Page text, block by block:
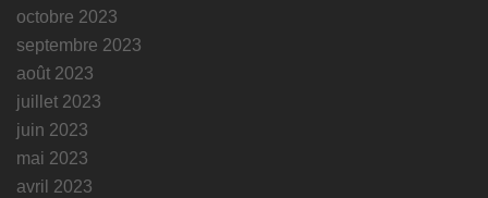
octobre 2023
septembre 2023
août 2023
juillet 2023
juin 2023
mai 2023
avril 2023